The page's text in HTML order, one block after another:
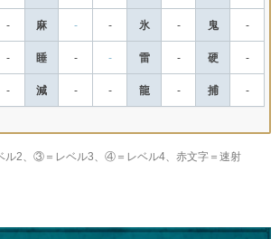
- 麻 - - 氷 - 鬼 -
- 睡 - - 雷 - 硬 -
- 減 - - 龍 - 捕 -
2、③＝レベル3、④＝レベル4、赤文字＝速射